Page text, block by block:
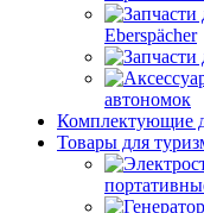
Eberspächer
автономок
Комплектующие
Товары для